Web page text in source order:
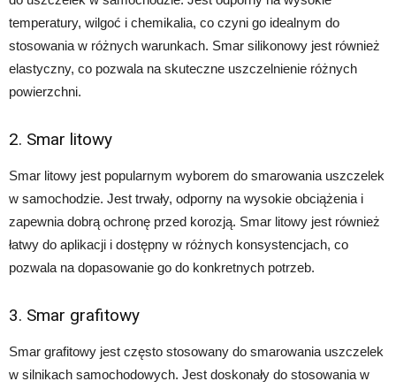
temperatury, wilgoć i chemikalia, co czyni go idealnym do
stosowania w różnych warunkach. Smar silikonowy jest również
elastyczny, co pozwala na skuteczne uszczelnienie różnych
powierzchni.
2. Smar litowy
Smar litowy jest popularnym wyborem do smarowania uszczelek
w samochodzie. Jest trwały, odporny na wysokie obciążenia i
zapewnia dobrą ochronę przed korozją. Smar litowy jest również
łatwy do aplikacji i dostępny w różnych konsystencjach, co
pozwala na dopasowanie go do konkretnych potrzeb.
3. Smar grafitowy
Smar grafitowy jest często stosowany do smarowania uszczelek
w silnikach samochodowych. Jest doskonały do stosowania w